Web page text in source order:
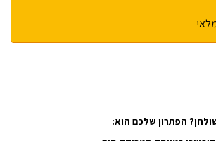
הפתרון שלכם הוא: